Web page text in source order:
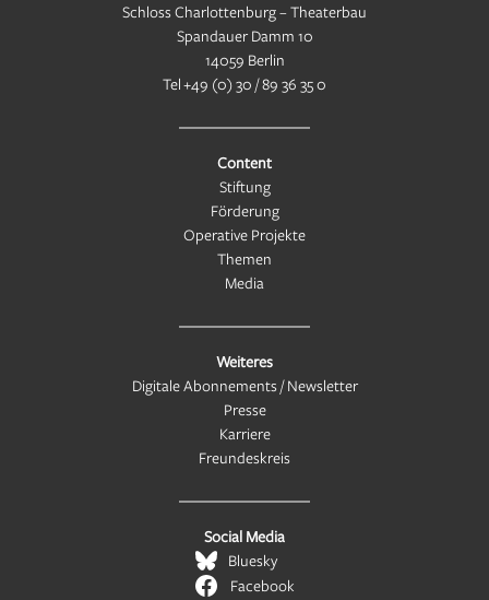
Schloss Charlottenburg – Theaterbau
Spandauer Damm 10
14059 Berlin
Tel+49 (0) 30 / 89 36 35 0
Content
Stiftung
Förderung
Operative Projekte
Themen
Media
Weiteres
Digitale Abonnements / Newsletter
Presse
Karriere
Freundeskreis
Social Media
Bluesky
Facebook